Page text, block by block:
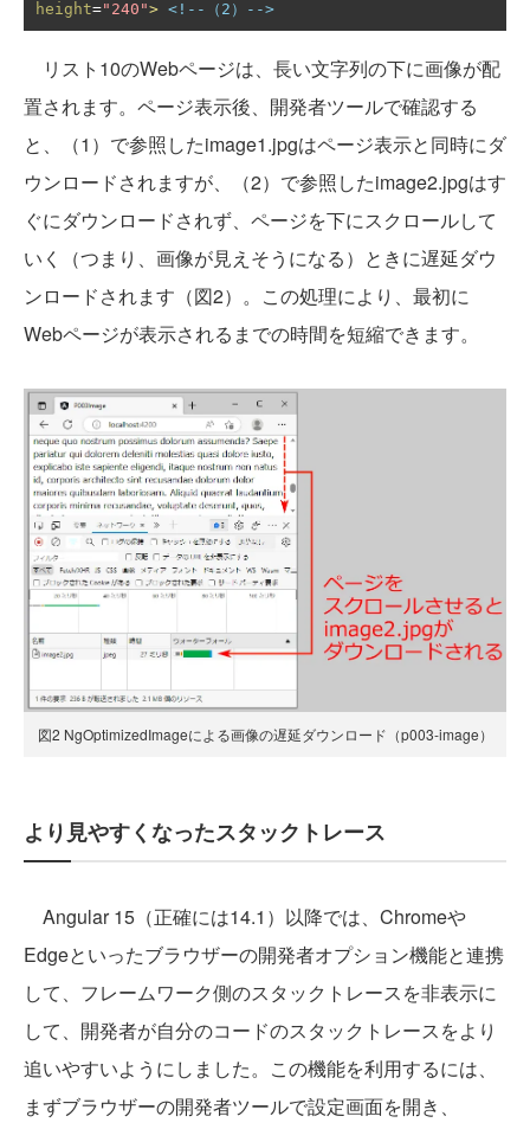
height="240"> <!--（2）-->
リスト10のWebページは、長い文字列の下に画像が配
置されます。ページ表示後、開発者ツールで確認する
と、（1）で参照したimage1.jpgはページ表示と同時にダ
ウンロードされますが、（2）で参照したimage2.jpgはす
ぐにダウンロードされず、ページを下にスクロールして
いく（つまり、画像が見えそうになる）ときに遅延ダウ
ンロードされます（図2）。この処理により、最初に
Webページが表示されるまでの時間を短縮できます。
図2 NgOptimizedImageによる画像の遅延ダウンロード（p003-image）
より見やすくなったスタックトレース
Angular 15（正確には14.1）以降では、Chromeや
Edgeといったブラウザーの開発者オプション機能と連携
して、フレームワーク側のスタックトレースを非表示に
して、開発者が自分のコードのスタックトレースをより
追いやすいようにしました。この機能を利用するには、
まずブラウザーの開発者ツールで設定画面を開き、